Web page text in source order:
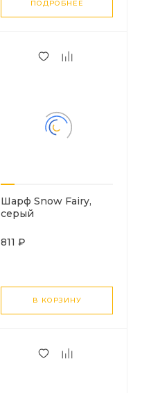
ПОДРОБНЕЕ
Шарф Snow Fairy,
серый
811 ₽
В КОРЗИНУ